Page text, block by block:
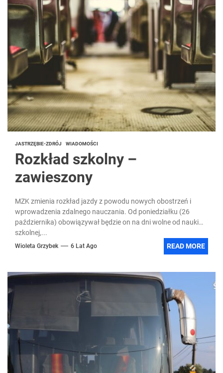
JASTRZĘBIE-ZDRÓJ WIADOMOŚCI
Rozkład szkolny –
zawieszony
MZK zmienia rozkład jazdy z powodu nowych obostrzeń i
wprowadzenia zdalnego nauczania. Od poniedziałku (26
października) obowiązywał będzie on na dni wolne od nauki
szkolnej,...
Wioleta Grzybek 6 Lat Ago READ MORE